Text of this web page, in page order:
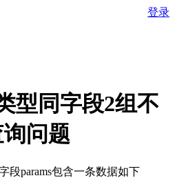
登录
型同字段2组不
问题
段params包含一条数据如下